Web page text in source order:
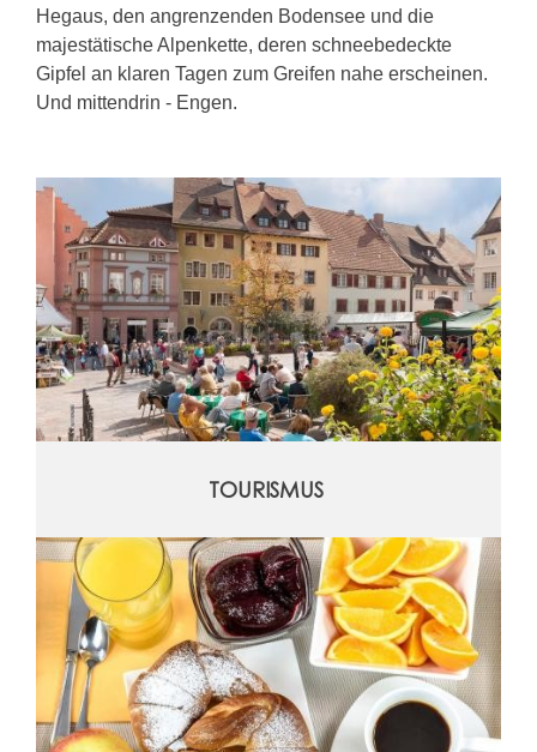
Hegaus, den angrenzenden Bodensee und die
majestätische Alpenkette, deren schneebedeckte
Gipfel an klaren Tagen zum Greifen nahe erscheinen.
Und mittendrin - Engen.
TOURISMUS